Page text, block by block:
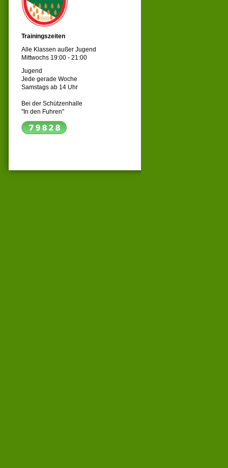
Trainingszeiten
Alle Klassen außer Jugend
Mittwochs 19:00 - 21:00
Jugend
Jede gerade Woche
Samstags ab 14 Uhr
Bei der Schützenhalle
"In den Fuhren"